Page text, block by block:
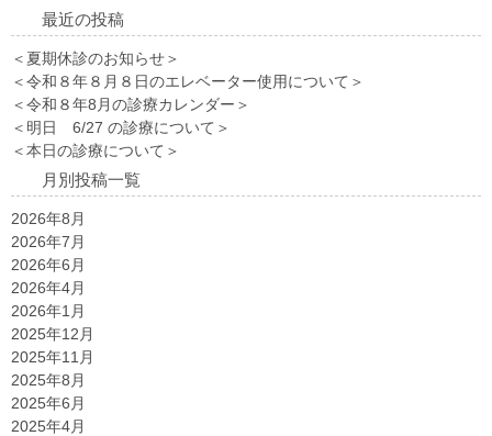
最近の投稿
＜夏期休診のお知らせ＞
＜令和８年８月８日のエレベーター使用について＞
＜令和８年8月の診療カレンダー＞
＜明日 6/27 の診療について＞
＜本日の診療について＞
月別投稿一覧
2026年8月
2026年7月
2026年6月
2026年4月
2026年1月
2025年12月
2025年11月
2025年8月
2025年6月
2025年4月